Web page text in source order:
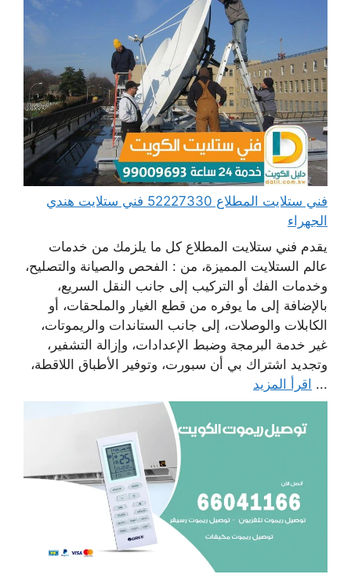
فني ستلايت المطلاع 52227330 فني ستلايت هندي
الجهراء
يقدم فني ستلايت المطلاع كل ما يلزمك من خدمات
عالم الستلايت المميزة، من : الفحص والصيانة والتصليح،
وخدمات الفك أو التركيب إلى جانب النقل السريع،
بالإضافة إلى ما يوفره من قطع الغيار والملحقات، أو
الكابلات والوصلات، إلى جانب الستاندات والريموتات،
غير خدمة البرمجة وضبط الإعدادات، وإزالة التشفير،
وتجديد اشتراك بي أن سبورت، وتوفير الأطباق اللاقطة،
... اقرأ المزيد